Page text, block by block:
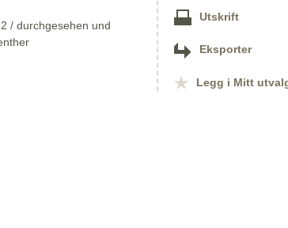
/ durchgesehen und
Utskrift
Eksporter
Legg i Mitt